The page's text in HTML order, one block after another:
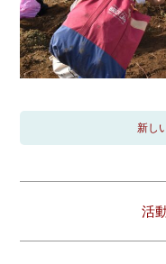
新し
活